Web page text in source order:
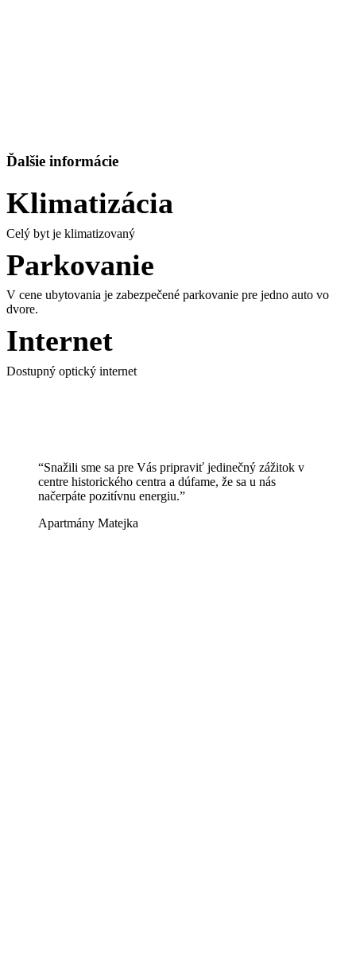
Ďalšie informácie
Klimatizácia
Celý byt je klimatizovaný
Parkovanie
V cene ubytovania je zabezpečené parkovanie pre jedno auto vo
dvore.
Internet
Dostupný optický internet
“Snažili sme sa pre Vás pripraviť jedinečný zážitok v
centre historického centra a dúfame, že sa u nás
načerpáte pozitívnu energiu.”
Apartmány Matejka